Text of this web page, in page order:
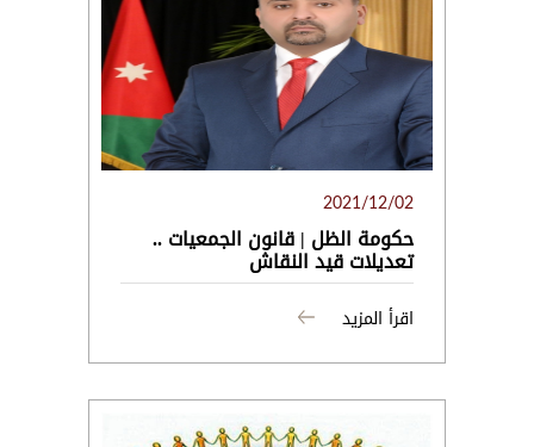
2021/12/02
حكومة الظل | قانون الجمعيات ..
تعديلات قيد النقاش
اقرأ المزيد